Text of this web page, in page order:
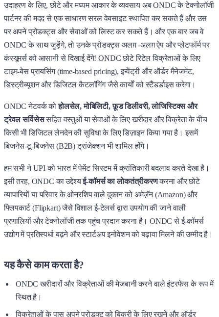
उदाहरण के लिए, छोटे और मध्यम आकार के व्यवसाय अब ONDC के टेक्नोलॉजी
पार्टनर की मदद से एक साधारण सरल वेबसाइट स्थापित कर सकते हैं और उस
पर अपने प्रोडक्ट्स और सेवाओं को लिस्ट कर सकते हैं। और एक बार जब वे
ONDC के साथ जुड़ेंगे, तो उनके प्रोडक्ट्स अलग़ -अलग़ ऐप और प्लेटफॉर्म पर
कंस्यूमर्स को आसानी से दिखाई देंगे! ONDC छोटे रिटेल विक्रेताओं के लिए
टाइम-बेस प्रायसिंग (time-based pricing), इन्वेंट्री और ऑर्डर मैनेजमेंट,
डिस्ट्रीब्यूशन और डिजिटल कैटलॉगिंग जैसे कार्यों को स्टैंडर्डाइस करेगा।
ONDC नेटवर्क कोहोलसेल, मोबिलिटी, फ़ूड डिलीवरी, लोजिस्टिक्स और
ट्रेवल सर्विसेससहित वस्तुओं या सेवाओं के लिए खरीदार और विक्रेता के बीच
किसी भी डिजिटल लेनदेन की सुविधा के लिए डिज़ाइन किया गया है। इसमें
बिजनेस-टू-बिजनेस (B2B) ट्रांजेक्शन भी शामिल होंगे।
हम सभी ने UPI को भारत में पेमेंट सिस्टम में क्रांतिकारी बदलाव करते देखा है।
इसी तरह, ONDC का उद्देश्यई-कॉमर्स का लोकतंत्रीकरणकरना और छोटे
व्यापारियों या परिवार के ओनरशिप वाले दुकान को अमेज़ॅन (Amazon) और
फ्लिपकार्ट (Flipkart) जैसे विशाल ई-टेलर्स द्वारा उपयोग की जाने वाली
प्रणालियों और टेक्नोलॉजी तक पहुंच प्रदान करना है। ONDC से ई-कॉमर्स
उद्योग में प्रतिस्पर्धा बढ़ने और स्टार्टअप इनोवेशन को बढ़ावा मिलने की उम्मीद है।
यह कैसे काम करता है?
ONDC खरीदारों और विक्रेताओं की मेजबानी करने वाले इंटरफेस के रूप में
स्थित है।
विक्रेताओं के पास अपने प्रोडक्ट को बिक्री के लिए रखने और ऑर्डर